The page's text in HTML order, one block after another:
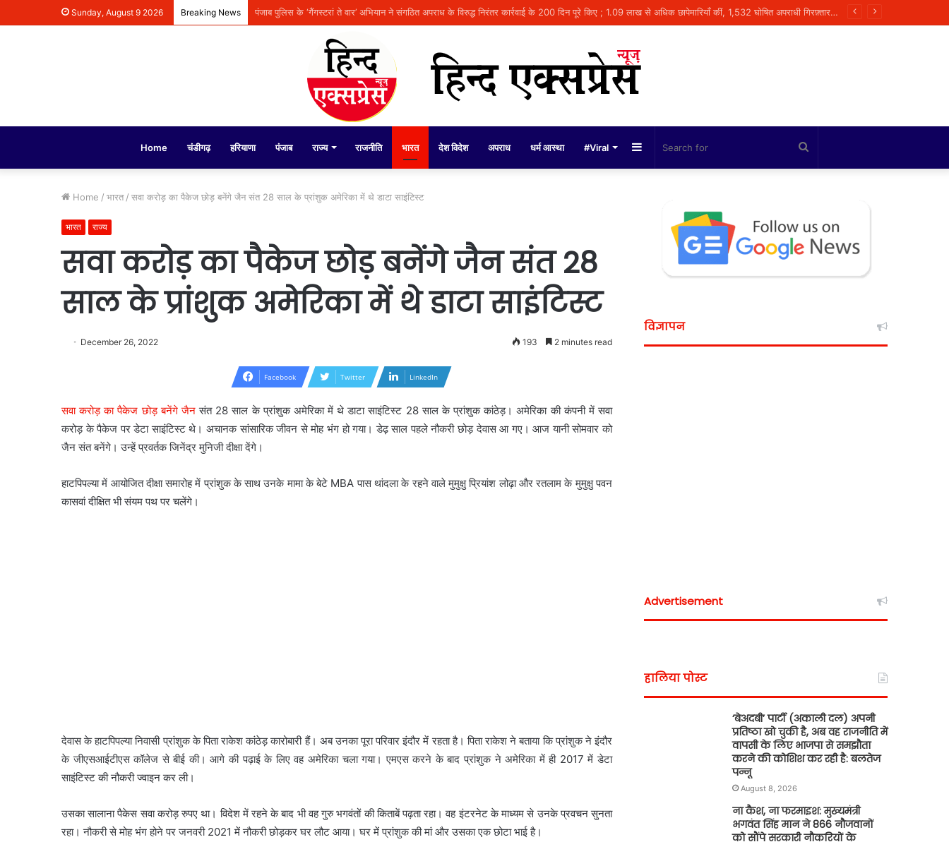
Sunday, August 9 2026 Breaking News मोहाली से ‘हमारे राम’ नाट्य मंचन का आगाज, पंजाब में 41 शो कराएगी भगवंत मान सरकार
Home चंडीगढ़ हरियाणा पंजाब राज्य राजनीति भारत देश विदेश अपराध धर्म आस्था #Viral Sidebar
Home / भारत / सवा करोड़ का पैकेज छोड़ बनेंगे जैन संत 28 साल के प्रांशुक अमेरिका में थे डाटा साइंटिस्ट
भारत राज्य
सवा करोड़ का पैकेज छोड़ बनेंगे जैन संत 28
साल के प्रांशुक अमेरिका में थे डाटा साइंटिस्ट
December 26, 2022 193 2 minutes read
Facebook Twitter LinkedIn
सवा करोड़ का पैकेज छोड़ बनेंगे जैनसंत 28 साल के प्रांशुक अमेरिका में थे डाटा साइंटिस्ट 28 साल के प्रांशुक कांठेड़। अमेरिका की कंपनी में सवा
करोड़ के पैकेज पर डेटा साइंटिस्ट थे। अचानक सांसारिक जीवन से मोह भंग हो गया। डेढ़ साल पहले नौकरी छोड़ देवास आ गए। आज यानी सोमवार को
जैन संत बनेंगे। उन्हें प्रवर्तक जिनेंद्र मुनिजी दीक्षा देंगे।
हाटपिपल्या में आयोजित दीक्षा समारोह में प्रांशुक के साथ उनके मामा के बेटे MBA पास थांदला के रहने वाले मुमुक्षु प्रियांश लोढ़ा और रतलाम के मुमुक्षु पवन
कासवां दीक्षित भी संयम पथ पर चलेंगे।
देवास के हाटपिपल्या निवासी प्रांशुक के पिता राकेश कांठेड़ कारोबारी हैं। अब उनका पूरा परिवार इंदौर में रहता है। पिता राकेश ने बताया कि प्रांशुक ने इंदौर
के जीएसआईटीएस कॉलेज से बीई की। आगे की पढ़ाई के लिए वह अमेरिका चला गया। एमएस करने के बाद प्रांशुक ने अमेरिका में ही 2017 में डेटा
साइंटिस्ट की नौकरी ज्वाइन कर ली।
उसका सालाना पैकेस सवा करोड़ रुपए था। विदेश में रहने के बाद भी वह गुरु भगवंतों की किताबें पढ़ता रहा। वह इंटरनेट के माध्यम से उनके प्रवचन सुनता
रहा। नौकरी से मोह भंग होने पर जनवरी 2021 में नौकरी छोड़कर घर लौट आया। घर में प्रांशुक की मां और उसका एक छोटा भाई है।
विज्ञापन
Advertisement
हालिया पोस्ट
‘बेअदबी’ पार्टी (अकाली दल) अपनी
प्रतिष्ठा खो चुकी है, अब वह राजनीति में
वापसी के लिए भाजपा से समझौता
करने की कोशिश कर रही है: बलतेज
पन्नू
August 8, 2026
ना कैश, ना फरमाइश: मुख्यमंत्री
भगवंत सिंह मान ने 866 नौजवानों
को सौंपे सरकारी नौकरियों के